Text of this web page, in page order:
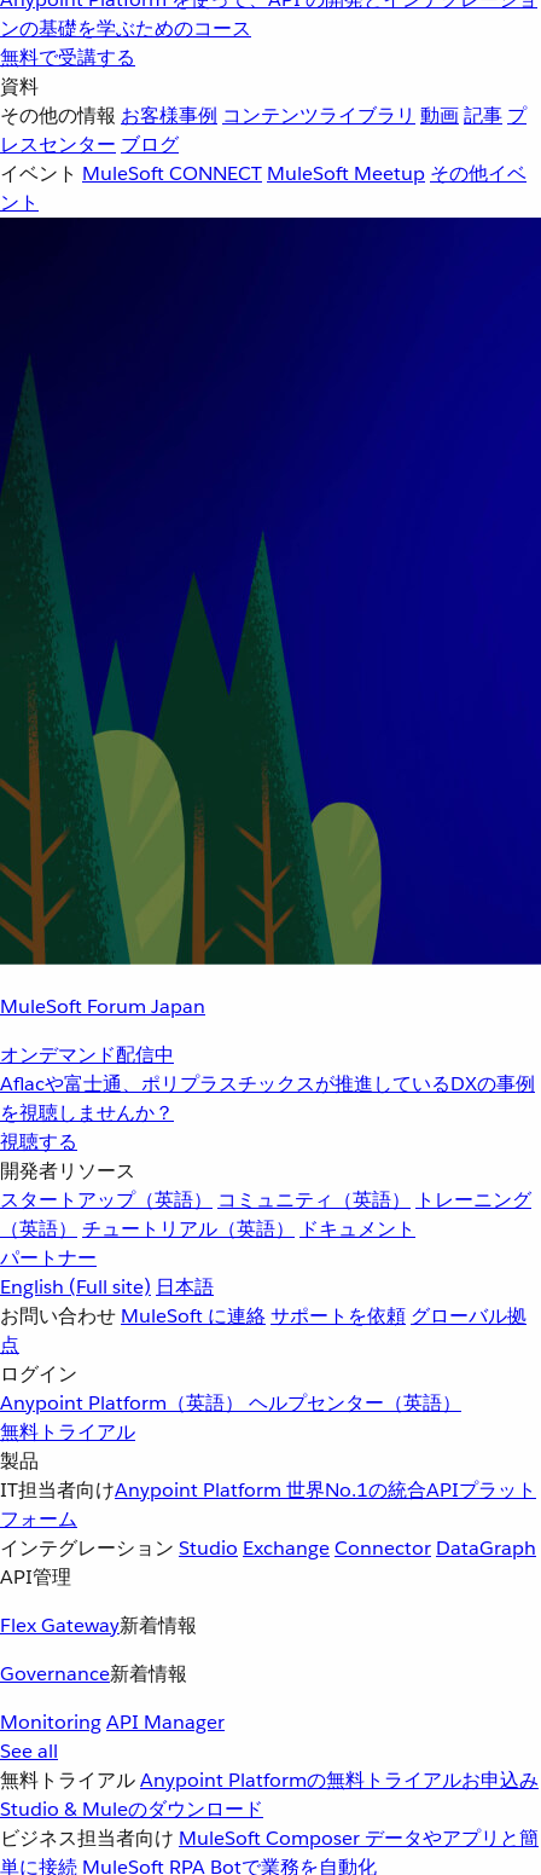
ンの基礎を学ぶためのコース
無料で受講する
資料
その他の情報 お客様事例 コンテンツライブラリ 動画記事 プ
レスセンター ブログ
イベント MuleSoft CONNECT MuleSoft Meetup その他イベ
ント
MuleSoft Forum Japan
オンデマンド配信中
Aflacや富士通、ポリプラスチックスが推進しているDXの事例
を視聴しませんか？
視聴する
開発者リソース
スタートアップ（英語）
コミュニティ（英語）
トレーニング
（英語）
チュートリアル（英語）
ドキュメント
パートナー
English (Full site) 日本語
お問い合わせ MuleSoft に連絡サポートを依頼 グローバル拠
点
ログイン
Anypoint Platform（英語） ヘルプセンター（英語）
無料トライアル
製品
IT担当者向けAnypoint Platform 世界No.1の統合APIプラット
フォーム
インテグレーション Studio ExchangeConnector DataGraph
API管理
Flex Gateway新着情報
Governance新着情報
MonitoringAPI Manager
See all
無料トライアルAnypoint Platformの無料トライアルお申込み
Studio & Muleのダウンロード
ビジネス担当者向け MuleSoft Composer データやアプリと簡
単に接続 MuleSoft RPA Botで業務を自動化